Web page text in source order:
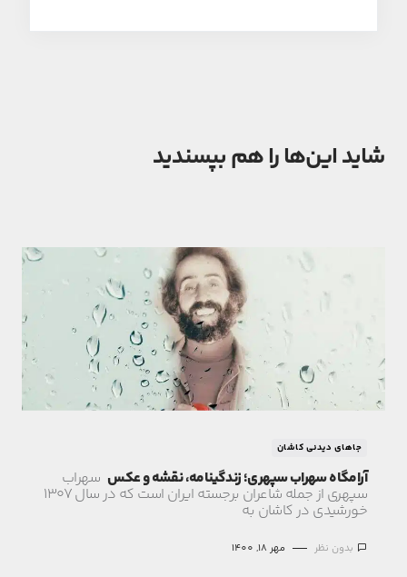
شاید این‌ها را هم بپسندید
جاهای دیدنی کاشان
آرامگاه سهراب سپهری؛ زندگینامه، نقشه و عکس سهراب
سپهری از جمله شاعران برجسته ایران است که در سال ۱۳۰۷
خورشیدی در کاشان به
بدون نظر مهر 18, 1400